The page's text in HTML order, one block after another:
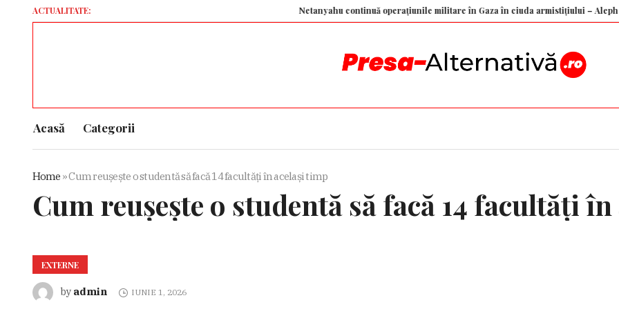
ACTUALITATE: Netanyahu continuă operațiunile militare în Gaza în ciuda armistițiului – Aleph News
Acasă Categorii
Home »Cum reușește o studentă să facă 14 facultăți în același timp
Cum reușește o studentă să facă 14 facultăți
EXTERNE
by admin IUNIE 1, 2026